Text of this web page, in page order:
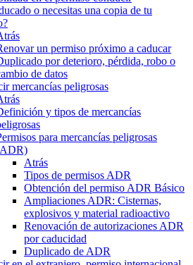
o necesitas una copia de tu
un permiso próximo a caducar
por deterioro, pérdida, robo o
de datos
mercancías peligrosas
y tipos de mercancías
para mercancías peligrosas
Atrás
Tipos de permisos ADR
Obtención del permiso ADR Básico
Ampliaciones ADR: Cisternas,
explosivos y material radioactivo
Renovación de autorizaciones ADR
por caducidad
Duplicado de ADR